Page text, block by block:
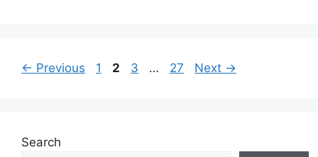
← Previous Page
1 Page
2 Page
3 … Page
27 Next →
Search